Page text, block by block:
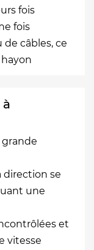
fois
fois
de câbles, ce
direction se
une
et
vitesse